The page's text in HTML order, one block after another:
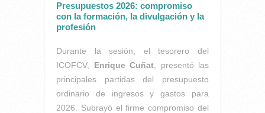
Presupuestos 2026: compromiso
con la formación, la divulgación y la
profesión
Durante la sesión, el tesorero del
ICOFCV, Enrique Cuñat , presentó las
principales partidas del presupuesto
ordinario de ingresos y gastos para
2026. Subrayó el firme compromiso del